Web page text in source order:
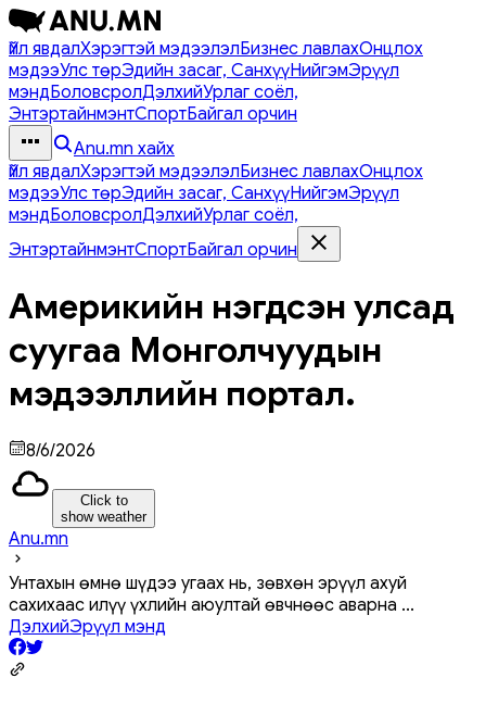
Үйл явдалХэрэгтэй мэдээлэлБизнес лавлахОнцлох
мэдээУлс төрЭдийн засаг, СанхүүНийгэмЭрүүл
мэндБоловсролДэлхийУрлаг соёл,
ЭнтэртайнмэнтСпортБайгал орчин
Anu.mn хайх
Үйл явдалХэрэгтэй мэдээлэлБизнес лавлахОнцлох
мэдээУлс төрЭдийн засаг, СанхүүНийгэмЭрүүл
мэндБоловсролДэлхийУрлаг соёл,
ЭнтэртайнмэнтСпортБайгал орчин
Америкийн нэгдсэн улсад
суугаа Монголчуудын
мэдээллийн портал.
8/6/2026
Click to
show weather
Anu.mn
Унтахын өмнө шүдээ угаах нь, зөвхөн эрүүл ахуй
сахихаас илүү үхлийн аюултай өвчнөөс аварна ...
ДэлхийЭрүүл мэнд